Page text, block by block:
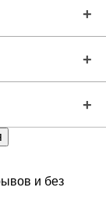
и без